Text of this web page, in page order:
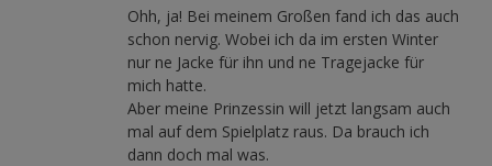
Ohh, ja! Bei meinem Großen fand ich das auch
schon nervig. Wobei ich da im ersten Winter
nur ne Jacke für ihn und ne Tragejacke für
mich hatte.
Aber meine Prinzessin will jetzt langsam auch
mal auf dem Spielplatz raus. Da brauch ich
dann doch mal was.